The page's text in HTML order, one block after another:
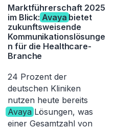
Marktführerschaft 2025
im Blick: Avaya bietet
zukunftsweisende
Kommunikationslösunge
n für die Healthcare-
Branche
24 Prozent der
deutschen Kliniken
nutzen heute bereits
Avaya Lösungen, was
einer Gesamtzahl von